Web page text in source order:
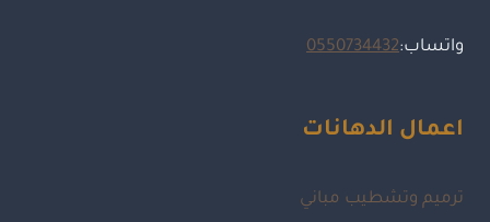
واتساب:0550734432
اعمال الدهانات
ترميم وتشطيب مباني